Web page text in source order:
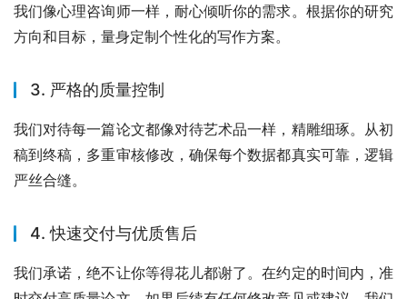
我们像心理咨询师一样，耐心倾听你的需求。根据你的研究
方向和目标，量身定制个性化的写作方案。
3. 严格的质量控制
我们对待每一篇论文都像对待艺术品一样，精雕细琢。从初
稿到终稿，多重审核修改，确保每个数据都真实可靠，逻辑
严丝合缝。
4. 快速交付与优质售后
我们承诺，绝不让你等得花儿都谢了。在约定的时间内，准